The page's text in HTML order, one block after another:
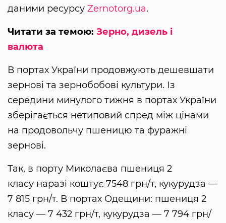
даними ресурсу Zernotorg.ua.
Читати за темою: Зерно, дизель і
валюта
В портах України продовжують дешевшати
зернові та зернобобові культури. Із
середини минулого тижня в портах України
зберігається нетиповий спред між цінами
на продовольчу пшеницю та фуражні
зернові.
Так, в порту Миколаєва пшениця 2
класу наразі коштує 7548 грн/т, кукурудза —
7 815 грн/т. В портах Одещини: пшениця 2
класу — 7 432 грн/т, кукурудза — 7 794 грн/